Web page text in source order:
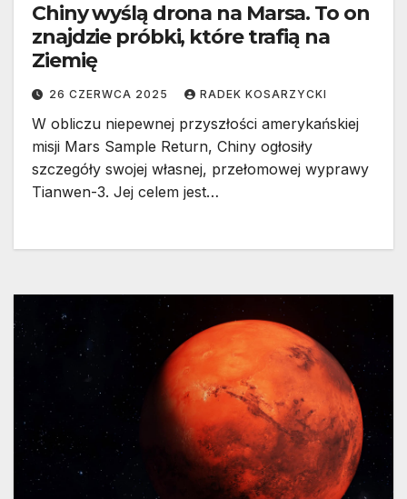
Chiny wyślą drona na Marsa. To on
znajdzie próbki, które trafią na
Ziemię
26 CZERWCA 2025 RADEK KOSARZYCKI
W obliczu niepewnej przyszłości amerykańskiej
misji Mars Sample Return, Chiny ogłosiły
szczegóły swojej własnej, przełomowej wyprawy
Tianwen-3. Jej celem jest…